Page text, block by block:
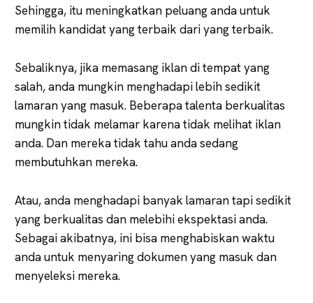
Sehingga, itu meningkatkan peluang anda untuk
memilih kandidat yang terbaik dari yang terbaik.
Sebaliknya, jika memasang iklan di tempat yang
salah, anda mungkin menghadapi lebih sedikit
lamaran yang masuk. Beberapa talenta berkualitas
mungkin tidak melamar karena tidak melihat iklan
anda. Dan mereka tidak tahu anda sedang
membutuhkan mereka.
Atau, anda menghadapi banyak lamaran tapi sedikit
yang berkualitas dan melebihi ekspektasi anda.
Sebagai akibatnya, ini bisa menghabiskan waktu
anda untuk menyaring dokumen yang masuk dan
menyeleksi mereka.